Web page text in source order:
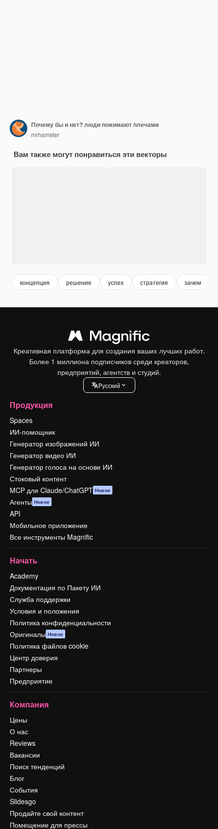
Почему бы и нет? люди пожимают плечами
mrhamster
Вам также могут понравиться эти векторы
концепция решение успех стратегия зачем
Креативная платформа для создания ваших лучших работ.
Более 1 миллиона подписчиков среди креаторов,
предприятий, агентств и студий.
Pусский
Продукция
Spaces
ИИ-помощник
Генератор изображений ИИ
Генератор видео ИИ
Генератор голоса на основе ИИ
Стоковый контент
MCP для Claude/ChatGPT Новое
Агенты Новое
API
Мобильное приложение
Все инструменты Magnific
Начать
Academy
Документация по Пакету ИИ
Служба поддержки
Условия и положения
Политика конфиденциальности
Оригиналы Новое
Политика файлов cookie
Центр доверия
Партнеры
Предприятие
Компания
Цены
О нас
Reviews
Вакансии
Поиск тенденций
Блог
События
Slidesgo
Продайте свой контент
Помещение для прессы